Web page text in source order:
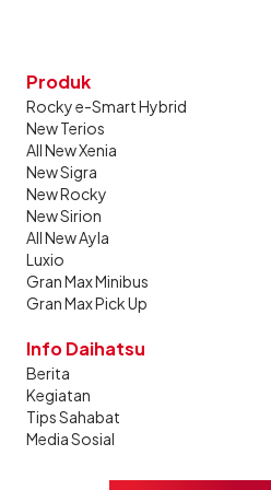
Produk
Rocky e-Smart Hybrid
New Terios
All New Xenia
New Sigra
New Rocky
New Sirion
All New Ayla
Luxio
Gran Max Minibus
Gran Max Pick Up
Info Daihatsu
Berita
Kegiatan
Tips Sahabat
Media Sosial